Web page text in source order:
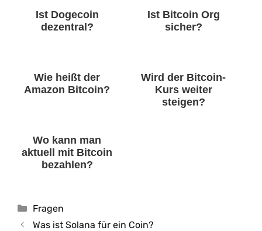
Ist Dogecoin
dezentral?
Ist Bitcoin Org
sicher?
Wie heißt der
Amazon Bitcoin?
Wird der Bitcoin-
Kurs weiter
steigen?
Wo kann man
aktuell mit Bitcoin
bezahlen?
Kategorien
Fragen
Was ist Solana für ein Coin?